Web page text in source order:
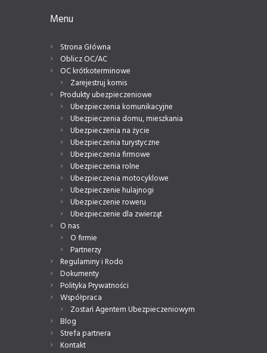
Menu
Strona Główna
Oblicz OC/AC
OC krótkoterminowe
Zarejestruj komis
Produkty ubezpieczeniowe
Ubezpieczenia komunikacyjne
Ubezpieczenia domu, mieszkania
Ubezpieczenia na życie
Ubezpieczenia turystyczne
Ubezpieczenia firmowe
Ubezpieczenia rolne
Ubezpieczenia motocyklowe
Ubezpieczenie hulajnogi
Ubezpieczenie roweru
Ubezpieczenie dla zwierząt
O nas
O firmie
Partnerzy
Regulaminy i Rodo
Dokumenty
Polityka Prywatności
Współpraca
Zostań Agentem Ubezpieczeniowym
Blog
Strefa partnera
Kontakt